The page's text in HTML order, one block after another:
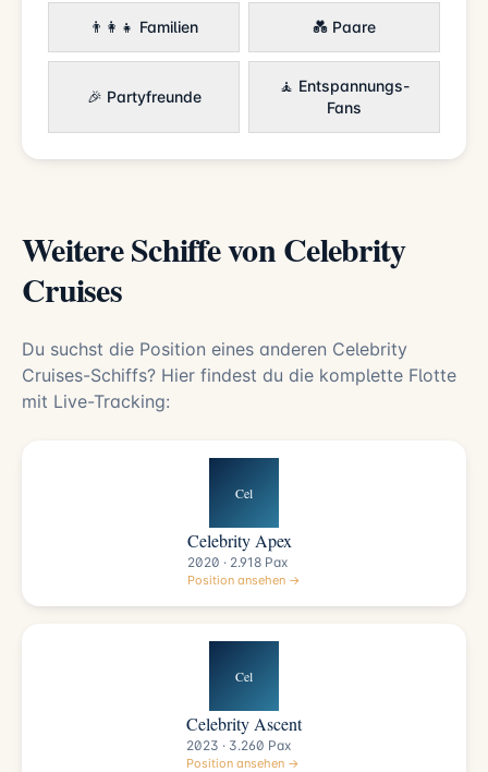
👨‍👩‍👧 Familien 💑 Paare
🎉 Partyfreunde
🧘 Entspannungs-
Fans
Weitere Schiffe von Celebrity
Cruises
Du suchst die Position eines anderen Celebrity
Cruises-Schiffs? Hier findest du die komplette Flotte
mit Live-Tracking:
Cel
Celebrity Apex
2020 · 2.918 Pax
Position ansehen →
Cel
Celebrity Ascent
2023 · 3.260 Pax
Position ansehen →